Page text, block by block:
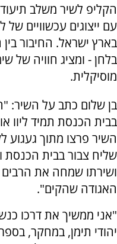
הקליפ לשיר משלב תיעוד
עם ייצוגים עכשוויים של
בארץ ישראל. החיבור
בלחן - ומציג חוויה של
מוסיקלית.
בן שלום כתב על השיר:
בבית הכנסת תמיד ליוו
השיר פרצו מתוך געגוע
שליח צבור בבית הכנסת
ושירתו שמחה את הרבים
האגודה שהקים".
"אני ממשיך את דרכו
יהודי תימן, במחקר,